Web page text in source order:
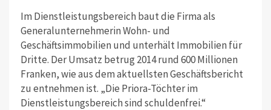
Im Dienstleistungsbereich baut die Firma als
Generalunternehmerin Wohn- und
Geschäftsimmobilien und unterhält Immobilien für
Dritte. Der Umsatz betrug 2014 rund 600 Millionen
Franken, wie aus dem aktuellsten Geschäftsbericht
zu entnehmen ist. „Die Priora-Töchter im
Dienstleistungsbereich sind schuldenfrei.“